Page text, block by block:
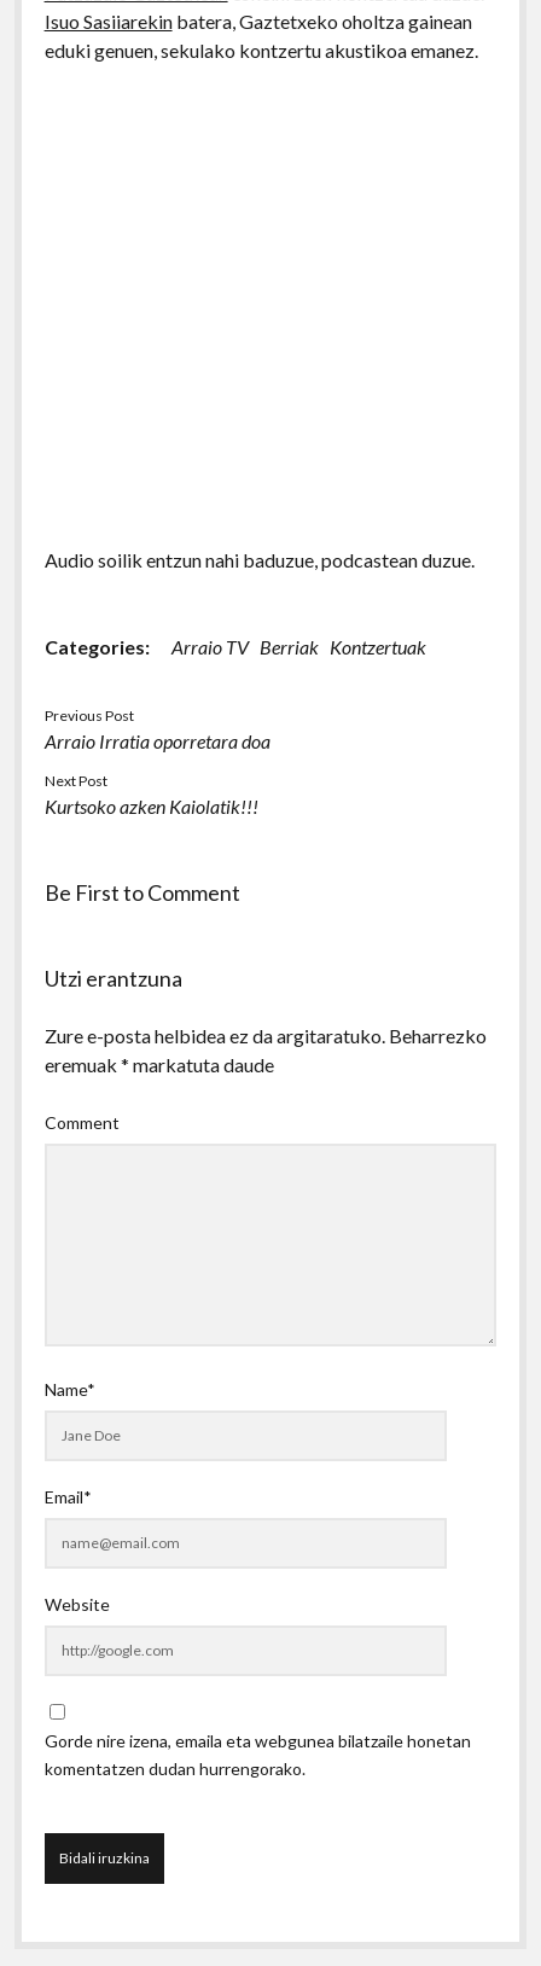
Isuo Sasiiarekinbatera, Gaztetxeko oholtza gainean
eduki genuen, sekulako kontzertu akustikoa emanez.
Audio soilik entzun nahi baduzue, podcastean duzue.
Categories: Arraio TV Berriak Kontzertuak
Previous Post
Arraio Irratia oporretara doa
Next Post
Kurtsoko azken Kaiolatik!!!
Be First to Comment
Utzi erantzuna
Zure e-posta helbidea ez da argitaratuko. Beharrezko
eremuak * markatuta daude
Comment
Name*
Email*
Website
Gorde nire izena, emaila eta webgunea bilatzaile honetan
komentatzen dudan hurrengorako.